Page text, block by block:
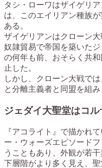
タシ・ローワはザイゲリ
は、このエイリアン種族
ある。
ザイゲリアンはクローン大
奴隷貿易で帝国を築いた
の何年も前、おそらく共
止した。
しかし、クローン大戦で
と分離主義者と同盟を組
ジェダイ大聖堂はコ
『アコライト』で描かれ
ー・ウォーズエピソード
うこともあり、外観が若干
下層階がより多く見え、